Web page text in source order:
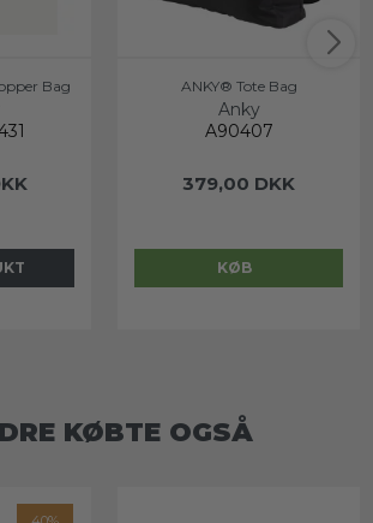
Bag ANKY® Tote Bag
Anky
A90407
379,00 DKK
KØB
KØBTE OGSÅ